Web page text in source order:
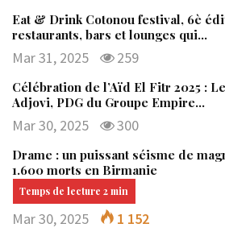
Eat & Drink Cotonou festival, 6è
restaurants, bars et lounges qui…
Mar 31, 2025 259
Célébration de l’Aïd El Fitr 2025 :
Adjovi, PDG du Groupe Empire…
Mar 30, 2025 300
Drame : un puissant séisme de
1.600 morts en Birmanie
Mar 30, 2025 1 152